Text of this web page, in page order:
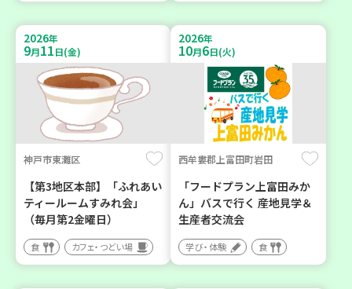
2026年
9月11日(金)
神戸市東灘区
【第3地区本部】「ふれあい
ティールームすみれ会」
（毎月第2金曜日）
食 カフェ・つどい場
2026年
10月6日(火)
西牟婁郡上富田町岩田
「フードプラン上富田みか
ん」バスで行く 産地見学＆
生産者交流会
学び・体験 食